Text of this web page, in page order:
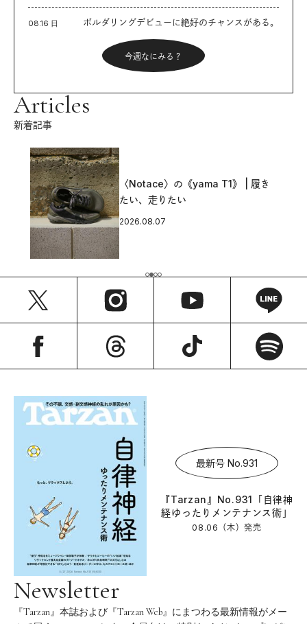
08.16 日 ボルダリングデビューに絶好のチャンスがある。
今週なにみる？
Articles
新着記事
〈Notace〉の《yama T1》 | 履き
たい、走りたい
2026.08.07
最新号 No.931
『Tarzan』No.931「自律神
経ゆったりメンテナンス術」
08.06（木）発売
Newsletter
『Tarzan』本誌および『Tarzan Web』にまつわる最新情報がメー